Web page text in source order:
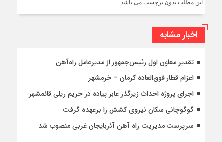
این مطلب بدون برچسب می باشد.
اخبار مشابه
تقدیر معاون اول رئیس‌جمهور از مدیرعامل راه‌آهن
اعزام قطار فوق‌العاده کرمان – خرمشهر
اجرای پروژه احداث زیرگذر عابر پیاده در حریم ریلی قائمشهر
گوگوچانی سکان نیروی کشش را برعهده گرفت
سرپرست مدیریت راه آهن آذربایجان غربی منصوب شد